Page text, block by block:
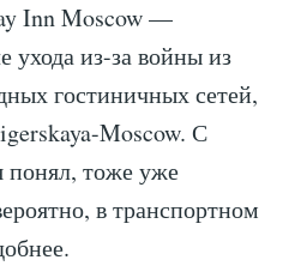
Inn Moscow —
ухода из-за войны из
гостиничных сетей,
Moscow. С
понял, тоже уже
в транспортном